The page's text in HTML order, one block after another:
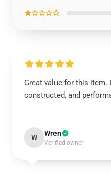
★☆☆☆☆
Great value for this item.
constructed, and
W Wren
Verified owner